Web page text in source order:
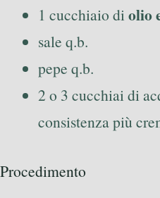
1 cucchiaio di olio
sale q.b.
pepe q.b.
2 o 3 cucchiai di
consistenza più
Procedimento